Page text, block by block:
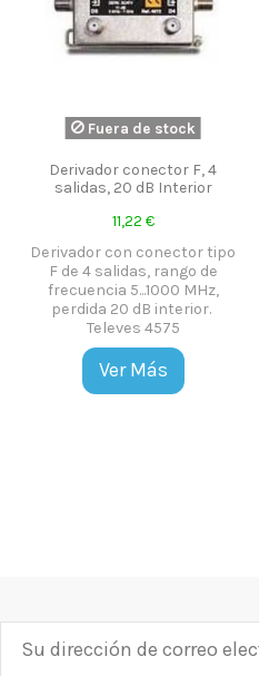
Fuera de stock
Derivador conector F, 4
salidas, 20 dB Interior
11,22 €
Derivador con conector tipo
F de 4 salidas, rango de
frecuencia 5...1000 MHz,
perdida 20 dB interior.
Televes 4575
Ver Más